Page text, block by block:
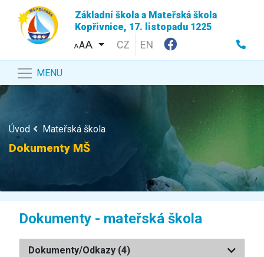
Základní škola a Mateřská škola
Kopřivnice, 17. listopadu 1225
AA CZ EN
MENU
Úvod Mateřská škola
Dokumenty MŠ
Dokumenty - mateřská škola
Dokumenty/Odkazy (4)